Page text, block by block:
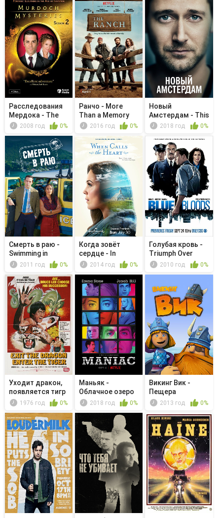
Расследования
Мердока - The
Spy Who L...
2008 год 0%
Ранчо - More
Than a Memory
2016 год 0%
Новый
Амстердам - This
Is Not the End
2018 год 0%
Смерть в раю -
Swimming in
Murder2011 год 0%
Когда зовёт
сердце - In
Perfect Unity
2014 год 0%
Голубая кровь -
Triumph Over
Trauma
2010 год 0%
Уходит дракон,
появляется тигр
1976 год 0%
Маньяк -
Облачное озеро
2018 год 0%
Викинг Вик -
Пещера
замёрзших
2013 год 0%